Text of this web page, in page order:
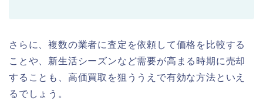
さらに、複数の業者に査定を依頼して価格を比較する
ことや、新生活シーズンなど需要が高まる時期に売却
することも、高価買取を狙ううえで有効な方法といえ
るでしょう。